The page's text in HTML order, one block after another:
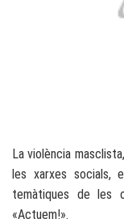
La violència
les xarxes socials,
temàtiques de les
«Actuem!».